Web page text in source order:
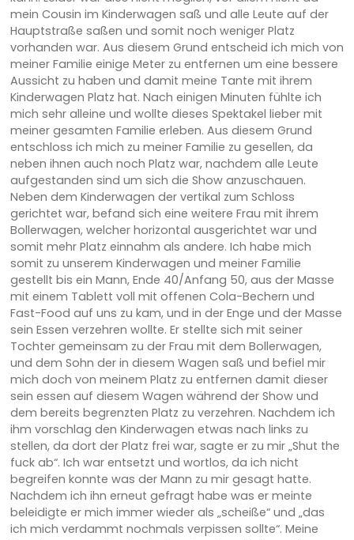
mein Cousin im Kinderwagen saß und alle Leute auf der
Hauptstraße saßen und somit noch weniger Platz
vorhanden war. Aus diesem Grund entscheid ich mich von
meiner Familie einige Meter zu entfernen um eine bessere
Aussicht zu haben und damit meine Tante mit ihrem
Kinderwagen Platz hat. Nach einigen Minuten fühlte ich
mich sehr alleine und wollte dieses Spektakel lieber mit
meiner gesamten Familie erleben. Aus diesem Grund
entschloss ich mich zu meiner Familie zu gesellen, da
neben ihnen auch noch Platz war, nachdem alle Leute
aufgestanden sind um sich die Show anzuschauen.
Neben dem Kinderwagen der vertikal zum Schloss
gerichtet war, befand sich eine weitere Frau mit ihrem
Bollerwagen, welcher horizontal ausgerichtet war und
somit mehr Platz einnahm als andere. Ich habe mich
somit zu unserem Kinderwagen und meiner Familie
gestellt bis ein Mann, Ende 40/Anfang 50, aus der Masse
mit einem Tablett voll mit offenen Cola-Bechern und
Fast-Food auf uns zu kam, und in der Enge und der Masse
sein Essen verzehren wollte. Er stellte sich mit seiner
Tochter gemeinsam zu der Frau mit dem Bollerwagen,
und dem Sohn der in diesem Wagen saß und befiel mir
mich doch von meinem Platz zu entfernen damit dieser
sein essen auf diesem Wagen während der Show und
dem bereits begrenzten Platz zu verzehren. Nachdem ich
ihm vorschlag den Kinderwagen etwas nach links zu
stellen, da dort der Platz frei war, sagte er zu mir „Shut the
fuck ab“. Ich war entsetzt und wortlos, da ich nicht
begreifen konnte was der Mann zu mir gesagt hatte.
Nachdem ich ihn erneut gefragt habe was er meinte
beleidigte er mich immer wieder als „scheiße“ und „das
ich mich verdammt nochmals verpissen sollte“. Meine